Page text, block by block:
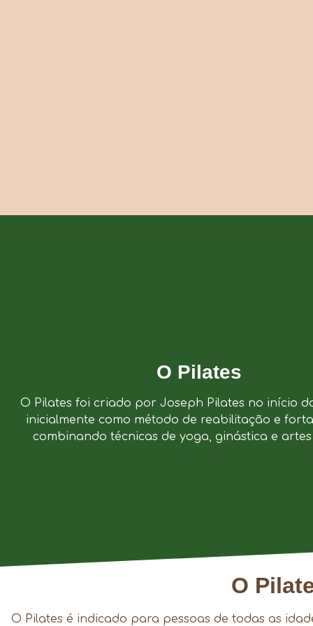
O Pilates
O Pilates foi criado por Joseph Pilates no início
inicialmente como método de reabilitação e
combinando técnicas de yoga, ginástica e artes
O
O Pilates é indicado para pessoas de todas as